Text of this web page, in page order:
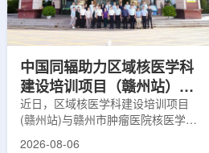
脑中的β-淀粉样蛋白和tau蛋白积累
情况进行评估。结果显示，晚发性精
中国同辐助力区域核医学科
建设培训项目（赣州站）与
赣州市肿瘤医院核医学诊疗
高质量建设项目同步启动
近日，区域核医学科建设培训项目
(赣州站)与赣州市肿瘤医院核医学诊
疗高质量建设项目在赣州市肿瘤医院
2026-08-06